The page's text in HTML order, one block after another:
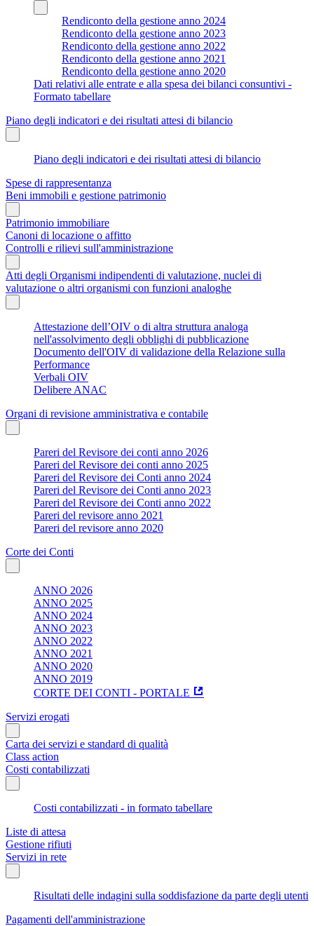
Rendiconto della gestione anno 2024
Rendiconto della gestione anno 2023
Rendiconto della gestione anno 2022
Rendiconto della gestione anno 2021
Rendiconto della gestione anno 2020
Dati relativi alle entrate e alla spesa dei bilanci consuntivi -
Formato tabellare
Piano degli indicatori e dei risultati attesi di bilancio
Piano degli indicatori e dei risultati attesi di bilancio
Spese di rappresentanza
Beni immobili e gestione patrimonio
Patrimonio immobiliare
Canoni di locazione o affitto
Controlli e rilievi sull'amministrazione
Atti degli Organismi indipendenti di valutazione, nuclei di
valutazione o altri organismi con funzioni analoghe
Attestazione dell’OIV o di altra struttura analoga
nell'assolvimento degli obblighi di pubblicazione
Documento dell'OIV di validazione della Relazione sulla
Performance
Verbali OIV
Delibere ANAC
Organi di revisione amministrativa e contabile
Pareri del Revisore dei conti anno 2026
Pareri del Revisore dei conti anno 2025
Pareri del Revisore dei Conti anno 2024
Pareri del Revisore dei Conti anno 2023
Pareri del Revisore dei Conti anno 2022
Pareri del revisore anno 2021
Pareri del revisore anno 2020
Corte dei Conti
ANNO 2026
ANNO 2025
ANNO 2024
ANNO 2023
ANNO 2022
ANNO 2021
ANNO 2020
ANNO 2019
CORTE DEI CONTI - PORTALE
Servizi erogati
Carta dei servizi e standard di qualità
Class action
Costi contabilizzati
Costi contabilizzati - in formato tabellare
Liste di attesa
Gestione rifiuti
Servizi in rete
Risultati delle indagini sulla soddisfazione da parte degli utenti
Pagamenti dell'amministrazione